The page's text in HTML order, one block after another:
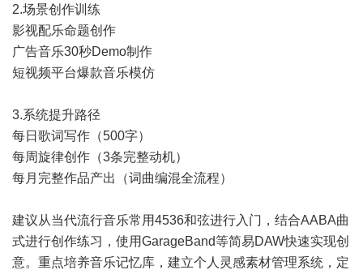
2.场景创作训练
影视配乐命题创作
广告音乐30秒Demo制作
短视频平台爆款音乐模仿
3.系统提升路径
每日歌词写作（500字）
每周旋律创作（3条完整动机）
每月完整作品产出（词曲编混全流程）
建议从当代流行音乐常用4536和弦进行入门，结合AABA曲
式进行创作练习，使用GarageBand等简易DAW快速实现创
意。重点培养音乐记忆库，建立个人灵感素材管理系统，定